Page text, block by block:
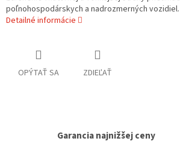
poľnohospodárskych a nadrozmerných vozidiel.
Detailné informácie
OPÝTAŤ SA ZDIEĽAŤ
Garancia najnižšej ceny